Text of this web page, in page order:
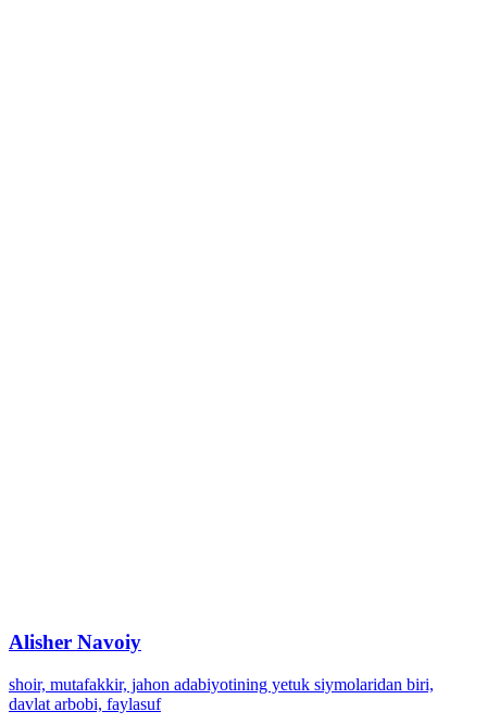
Alisher Navoiy
shoir, mutafakkir, jahon adabiyotining yetuk siymolaridan biri,
davlat arbobi, faylasuf